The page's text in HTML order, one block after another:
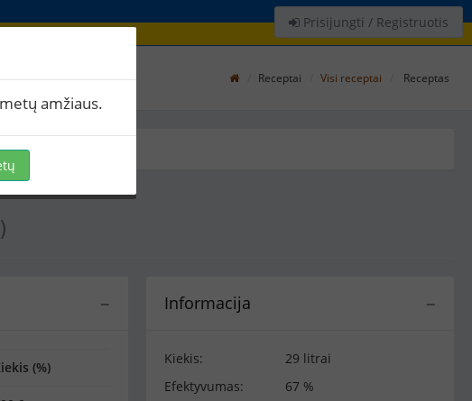
Prisijungti / Registruotis
Receptai Visi receptai Receptas
BeerXML
−
Informacija
Kiekis:
29 litrai
Efektyvumas:
67 %
−
(%)
amžiaus.